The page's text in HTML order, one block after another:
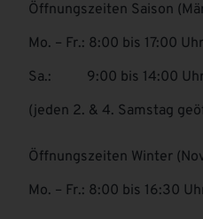
Öffnungszeiten Saison
Mo. – Fr.: 8:00 bis 17:00 Uhr
Sa.: 9:00 bis 14:00
(jeden 2. & 4. Samstag
Öffnungszeiten Winter
Mo. – Fr.: 8:00 bis 16:30